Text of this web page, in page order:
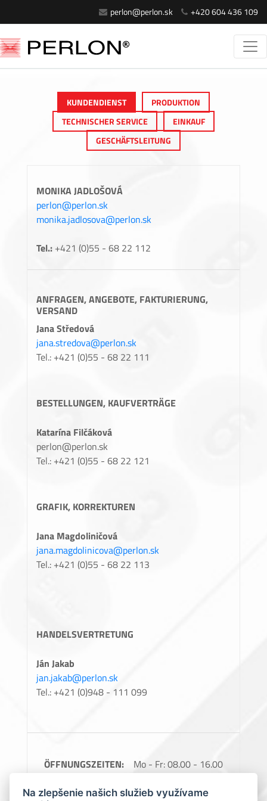
perlon@perlon.sk +420 604 436 109
KUNDENDIENST
PRODUKTION
TECHNISCHER SERVICE
EINKAUF
GESCHÄFTSLEITUNG
MONIKA JADLOŠOVÁ
perlon@perlon.sk
monika.jadlosova@perlon.sk
Tel.: +421 (0)55 - 68 22 112
ANFRAGEN, ANGEBOTE, FAKTURIERUNG,
VERSAND
Jana Středová
jana.stredova@perlon.sk
Tel.: +421 (0)55 - 68 22 111
BESTELLUNGEN, KAUFVERTRÄGE
Katarína Filčáková
perlon@perlon.sk
Tel.: +421 (0)55 - 68 22 121
GRAFIK, KORREKTUREN
Jana Magdoliničová
jana.magdolinicova@perlon.sk
Tel.: +421 (0)55 - 68 22 113
HANDELSVERTRETUNG
Ján Jakab
jan.jakab@perlon.sk
Tel.: +421 (0)948 - 111 099
ÖFFNUNGSZEITEN:
Mo - Fr: 08.00 - 16.00
Na zlepšenie našich služieb využívame